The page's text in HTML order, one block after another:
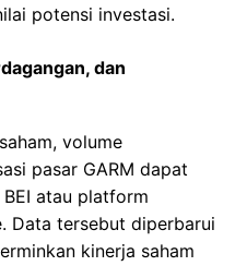
potensi investasi.
dan
volume
pasar GARM dapat
atau platform
Data tersebut diperbarui
kinerja saham